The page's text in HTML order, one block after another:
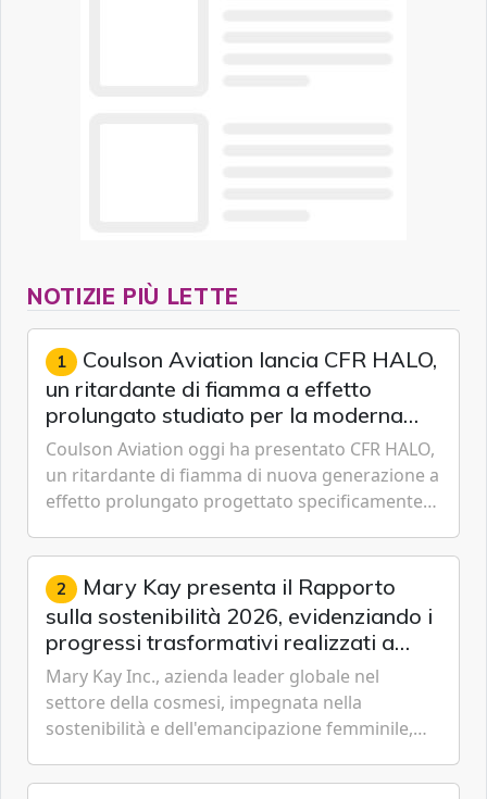
NOTIZIE PIÙ LETTE
1 Coulson Aviation lancia CFR HALO,
un ritardante di fiamma a effetto
prolungato studiato per la moderna
lotta aerea contro gli incendi
Coulson Aviation oggi ha presentato CFR HALO,
un ritardante di fiamma di nuova generazione a
effetto prolungato progettato specificamente
missioni an...
2 Mary Kay presenta il Rapporto
sulla sostenibilità 2026, evidenziando i
progressi trasformativi realizzati a
livello globale nelle sfere sociale,
economica e ambientale
Mary Kay Inc., azienda leader globale nel
settore della cosmesi, impegnata nella
sostenibilità e dell'emancipazione femminile,
sostenibilità 2026, una panora...